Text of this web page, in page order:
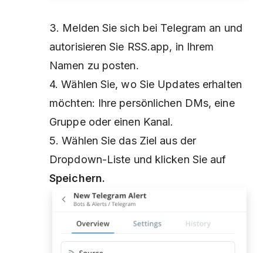
3. Melden Sie sich bei Telegram an und
autorisieren Sie RSS.app, in Ihrem
Namen zu posten.
4. Wählen Sie, wo Sie Updates erhalten
möchten: Ihre persönlichen DMs, eine
Gruppe oder einen Kanal.
5. Wählen Sie das Ziel aus der
Dropdown-Liste und klicken Sie auf
Speichern.